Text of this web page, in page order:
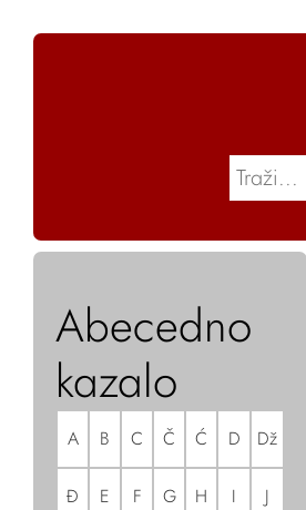
Abecedno
kazalo
A B C Č Ć D Dž
Đ E F G H I J